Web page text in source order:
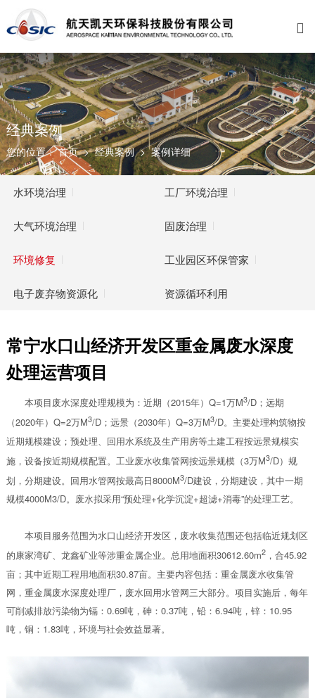
关于我们
公司介绍
资质荣誉
发展历程
企业文化
联系我们
业务范围
水环境治理
工厂环境治理
大气环境治理
固废处理
环境修复
工业园区环保管家
电子废弃物资源化
资源循环利用
新闻资讯
公司新闻
党群工作
媒体聚焦
视频中心
公告通知
招贤纳士
福利与成长
校园招聘

经典案例
您的位置： 首页 > 经典案例 >案例详细
水环境治理 工厂环境治理
大气环境治理 固废治理
环境修复 工业园区环保管家
电子废弃物资源化 资源循环利用
常宁水口山经济开发区重金属废水深度
处理运营项目
本项目废水深度处理规模为：近期（2015年）Q=1万M3/D；远期
（2020年）Q=2万M3/D；远景（2030年）Q=3万M3/D。主要处理构筑物按
近期规模建设；预处理、回用水系统及生产用房等土建工程按远景规模实
施，设备按近期规模配置。工业废水收集管网按远景规模（3万M3/D）规
划，分期建设。回用水管网按最高日8000M3/D建设，分期建设，其中一期
规模4000M3/D。废水拟采用“预处理+化学沉淀+超滤+消毒”的处理工艺。
本项目服务范围为水口山经济开发区，废水收集范围还包括临近规划区
的康家湾矿、龙鑫矿业等涉重金属企业。总用地面积30612.60m2，合45.92
亩；其中近期工程用地面积30.87亩。主要内容包括：重金属废水收集管
网，重金属废水深度处理厂，废水回用水管网三大部分。项目实施后，每年
可削减排放污染物为镉：0.69吨，砷：0.37吨，铅：6.94吨，锌：10.95
吨，铜：1.83吨，环境与社会效益显著。